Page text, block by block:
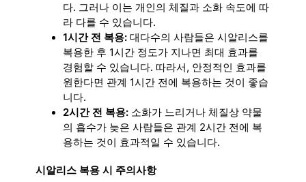
다. 그러나 이는 개인의 체질과 소화 속도에 따
라 다를 수 있습니다.
1시간 전 복용: 대다수의 사람들은 시알리스를
복용한 후 1시간 정도가 지나면 최대 효과를
경험할 수 있습니다. 따라서, 안정적인 효과를
원한다면 관계 1시간 전에 복용하는 것이 좋습
니다.
2시간 전 복용: 소화가 느리거나 체질상 약물
의 흡수가 늦은 사람들은 관계 2시간 전에 복
용하는 것이 효과적일 수 있습니다.
시알리스 복용 시 주의사항